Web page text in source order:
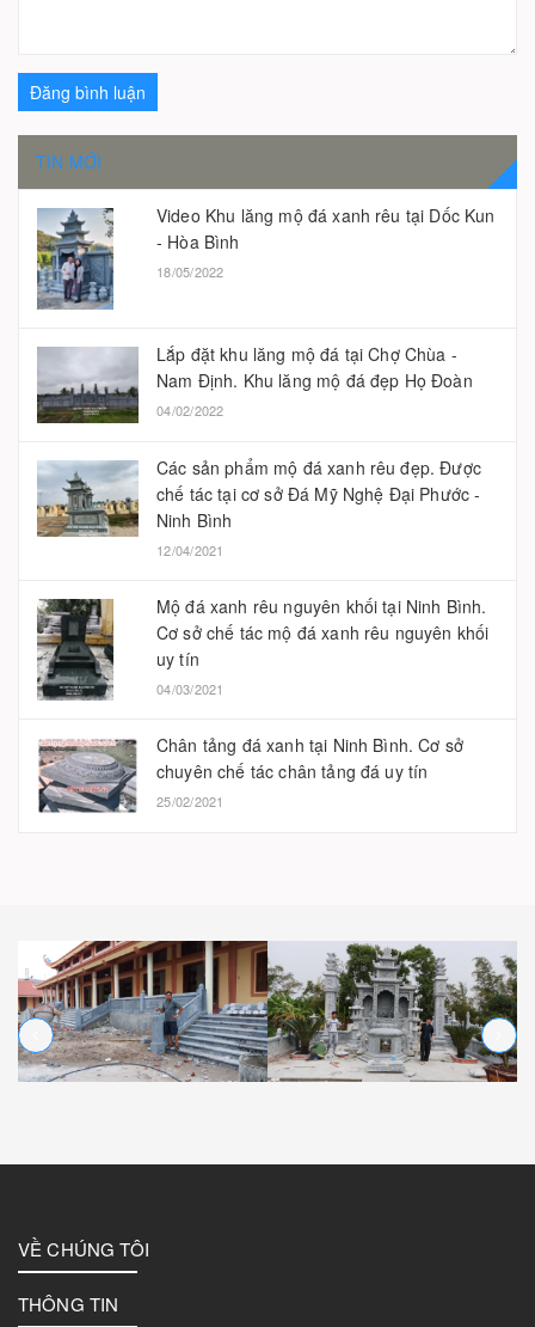
Đăng bình luận
TIN MỚI
Video Khu lăng mộ đá xanh rêu tại Dốc Kun
- Hòa Bình
18/05/2022
Lắp đặt khu lăng mộ đá tại Chợ Chùa -
Nam Định. Khu lăng mộ đá đẹp Họ Đoàn
04/02/2022
Các sản phẩm mộ đá xanh rêu đẹp. Được
chế tác tại cơ sở Đá Mỹ Nghệ Đại Phước -
Ninh Bình
12/04/2021
Mộ đá xanh rêu nguyên khối tại Ninh Bình.
Cơ sở chế tác mộ đá xanh rêu nguyên khối
uy tín
04/03/2021
Chân tảng đá xanh tại Ninh Bình. Cơ sở
chuyên chế tác chân tảng đá uy tín
25/02/2021
VỀ CHÚNG TÔI
THÔNG TIN